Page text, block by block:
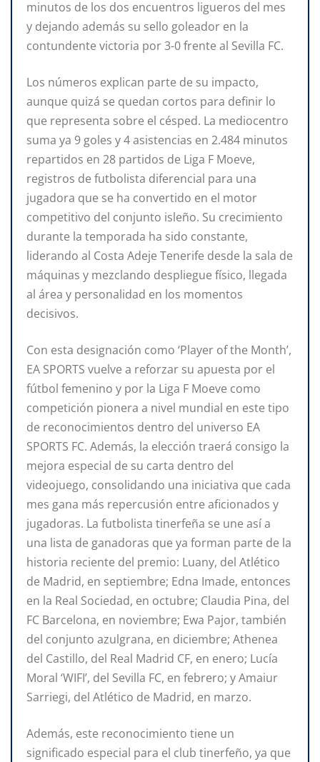
minutos de los dos encuentros ligueros del mes
y dejando además su sello goleador en la
contundente victoria por 3-0 frente al Sevilla FC.
Los números explican parte de su impacto,
aunque quizá se quedan cortos para definir lo
que representa sobre el césped. La mediocentro
suma ya 9 goles y 4 asistencias en 2.484 minutos
repartidos en 28 partidos de Liga F Moeve,
registros de futbolista diferencial para una
jugadora que se ha convertido en el motor
competitivo del conjunto isleño. Su crecimiento
durante la temporada ha sido constante,
liderando al Costa Adeje Tenerife desde la sala de
máquinas y mezclando despliegue físico, llegada
al área y personalidad en los momentos
decisivos.
Con esta designación como ‘Player of the Month’,
EA SPORTS vuelve a reforzar su apuesta por el
fútbol femenino y por la Liga F Moeve como
competición pionera a nivel mundial en este tipo
de reconocimientos dentro del universo EA
SPORTS FC. Además, la elección traerá consigo la
mejora especial de su carta dentro del
videojuego, consolidando una iniciativa que cada
mes gana más repercusión entre aficionados y
jugadoras. La futbolista tinerfeña se une así a
una lista de ganadoras que ya forman parte de la
historia reciente del premio: Luany, del Atlético
de Madrid, en septiembre; Edna Imade, entonces
en la Real Sociedad, en octubre; Claudia Pina, del
FC Barcelona, en noviembre; Ewa Pajor, también
del conjunto azulgrana, en diciembre; Athenea
del Castillo, del Real Madrid CF, en enero; Lucía
Moral ‘WIFI’, del Sevilla FC, en febrero; y Amaiur
Sarriegi, del Atlético de Madrid, en marzo.
Además, este reconocimiento tiene un
significado especial para el club tinerfeño, ya que